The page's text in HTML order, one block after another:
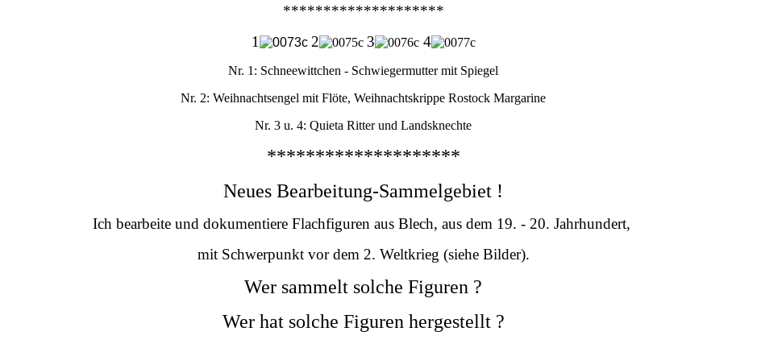
********************
1
2 3 4
Nr. 1: Schneewittchen - Schwiegermutter mit Spiegel
Nr. 2: Weihnachtsengel mit Flöte, Weihnachtskrippe Rostock Margarine
Nr. 3 u. 4: Quieta Ritter und Landsknechte
********************
Neues Bearbeitung-Sammelgebiet !
Ich bearbeite und dokumentiere Flachfiguren aus Blech, aus dem 19. - 20. Jahrhundert,
mit Schwerpunkt vor dem 2. Weltkrieg (siehe Bilder).
Wer sammelt solche Figuren ?
Wer hat solche Figuren hergestellt ?